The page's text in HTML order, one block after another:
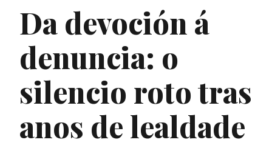
Da devoción á
denuncia: o
silencio roto tras
anos de lealdade